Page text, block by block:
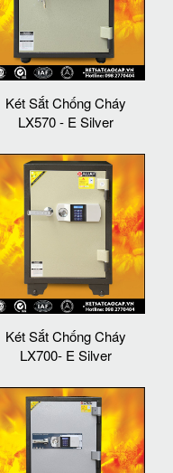
Két Sắt Chống Cháy
LX570 - E Silver
Két Sắt Chống Cháy
LX700- E Silver